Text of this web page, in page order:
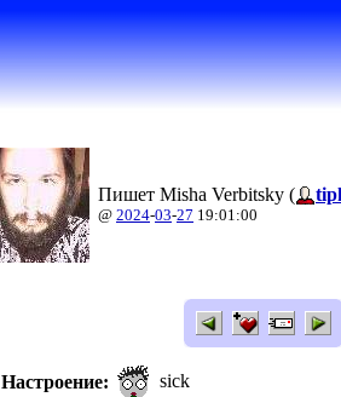
Пишет Misha Verbitsky (
@ 2024-03-27 19:01:00
Настроение: sick